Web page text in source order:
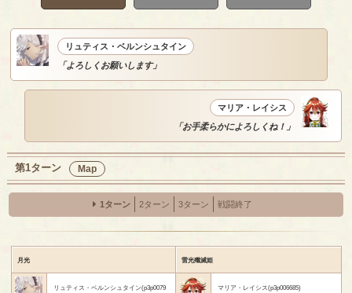
リュティス・ベルンシュタイン
「よろしくお願いします」
マリア・レイシス
「お手柔らかによろしくね！」
第1ターン Map
1ターン 2ターン 3ターン 戦闘終了
月光 雷光殲滅姫
リュティス・ベルンシュタイン(p3p0079
マリア・レイシス(p3p006685)